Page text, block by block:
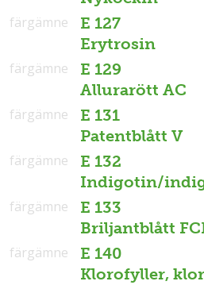
E 127
Erytrosin
färgämne
E 129
Allurarött AC
färgämne
E 131
Patentblått V
färgämne
E 132
Indigotin/
färgämne
E 133
Briljantblått
färgämne
E 140
Klorofyller,
färgämne